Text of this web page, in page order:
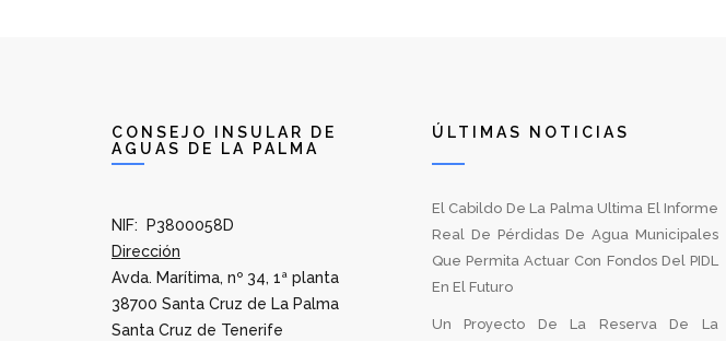
CONSEJO INSULAR DE
AGUAS DE LA PALMA
NIF: P3800058D
Dirección
Avda. Marítima, nº 34, 1ª planta
38700 Santa Cruz de La Palma
Santa Cruz de Tenerife
ÚLTIMAS NOTICIAS
El Cabildo De La Palma Ultima El Informe
Real De Pérdidas De Agua Municipales
Que Permita Actuar Con Fondos Del PIDL
En El Futuro
Un Proyecto De La Reserva De La